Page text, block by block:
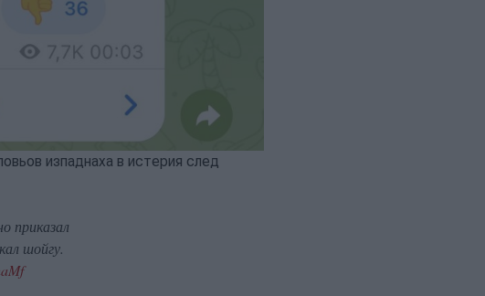
изпаднаха в истерия след
приказал
шойгу.